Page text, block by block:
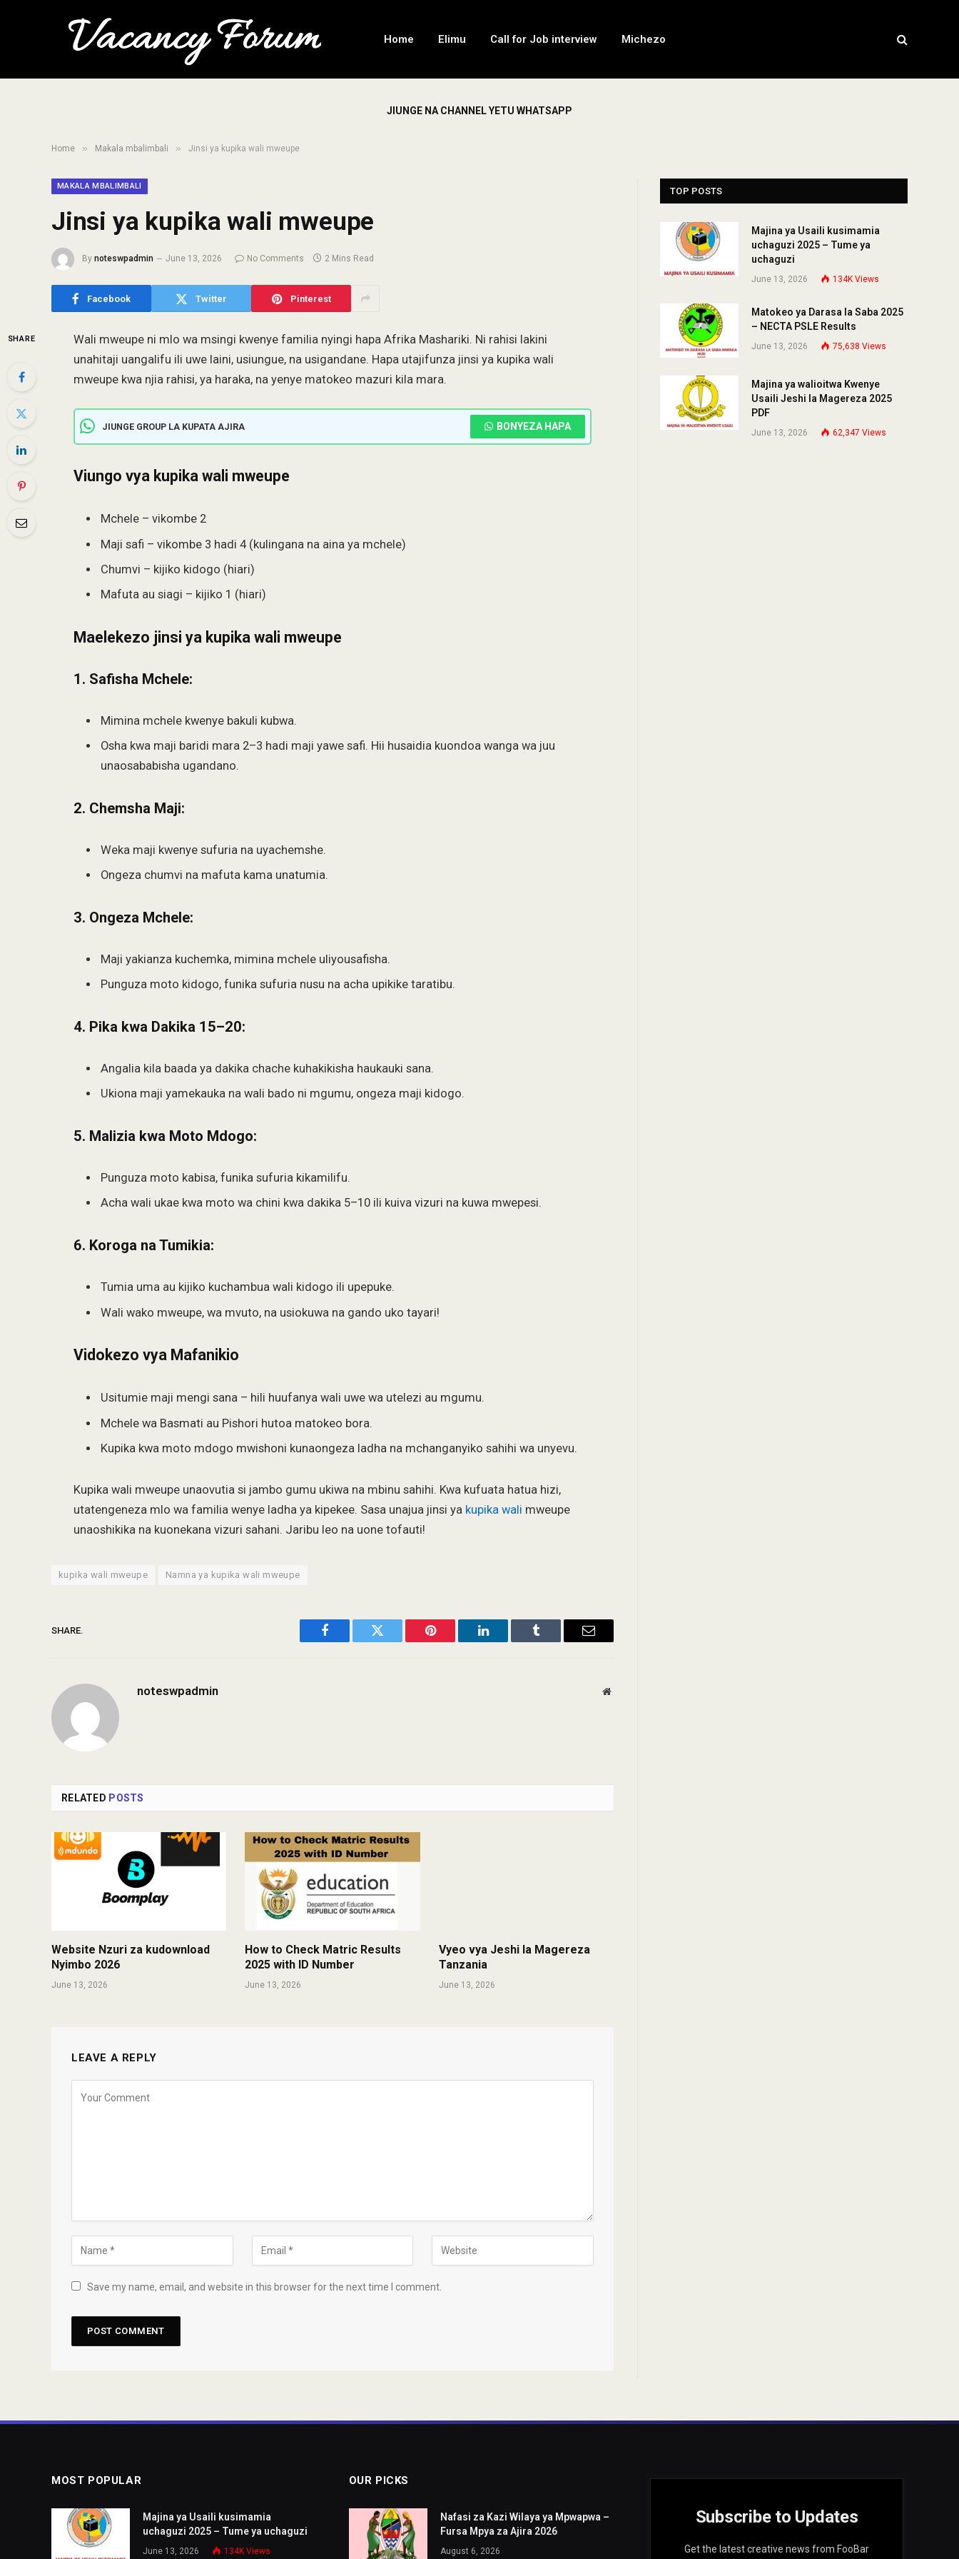
Home Elimu Call for Job interview Michezo
JIUNGE NA CHANNEL YETU WHATSAPP
Home » Makala mbalimbali » Jinsi ya kupika wali mweupe
MAKALA MBALIMBALI
Jinsi ya kupika wali mweupe
By noteswpadmin June 13, 2026 No Comments 2 Mins Read
Facebook Twitter Pinterest
SHARE
Wali mweupe ni mlo wa msingi kwenye familia nyingi hapa Afrika Mashariki. Ni rahisi lakini
unahitaji uangalifu ili uwe laini, usiungue, na usigandane. Hapa utajifunza jinsi ya kupika wali
mweupe kwa njia rahisi, ya haraka, na yenye matokeo mazuri kila mara.
JIUNGE GROUP LA KUPATA AJIRA BONYEZA HAPA
Viungo vya kupika wali mweupe
Mchele – vikombe 2
Maji safi – vikombe 3 hadi 4 (kulingana na aina ya mchele)
Chumvi – kijiko kidogo (hiari)
Mafuta au siagi – kijiko 1 (hiari)
Maelekezo jinsi ya kupika wali mweupe
1. Safisha Mchele:
Mimina mchele kwenye bakuli kubwa.
Osha kwa maji baridi mara 2–3 hadi maji yawe safi. Hii husaidia kuondoa wanga wa juu
unaosababisha ugandano.
2. Chemsha Maji:
Weka maji kwenye sufuria na uyachemshe.
Ongeza chumvi na mafuta kama unatumia.
3. Ongeza Mchele:
Maji yakianza kuchemka, mimina mchele uliyousafisha.
Punguza moto kidogo, funika sufuria nusu na acha upikike taratibu.
4. Pika kwa Dakika 15–20:
Angalia kila baada ya dakika chache kuhakikisha haukauki sana.
Ukiona maji yamekauka na wali bado ni mgumu, ongeza maji kidogo.
5. Malizia kwa Moto Mdogo:
Punguza moto kabisa, funika sufuria kikamilifu.
Acha wali ukae kwa moto wa chini kwa dakika 5–10 ili kuiva vizuri na kuwa mwepesi.
6. Koroga na Tumikia:
Tumia uma au kijiko kuchambua wali kidogo ili upepuke.
Wali wako mweupe, wa mvuto, na usiokuwa na gando uko tayari!
Vidokezo vya Mafanikio
Usitumie maji mengi sana – hili huufanya wali uwe wa utelezi au mgumu.
Mchele wa Basmati au Pishori hutoa matokeo bora.
Kupika kwa moto mdogo mwishoni kunaongeza ladha na mchanganyiko sahihi wa unyevu.
Kupika wali mweupe unaovutia si jambo gumu ukiwa na mbinu sahihi. Kwa kufuata hatua hizi,
utatengeneza mlo wa familia wenye ladha ya kipekee. Sasa unajua jinsi ya kupika wali mweupe
unaoshikika na kuonekana vizuri sahani. Jaribu leo na uone tofauti!
kupika wali mweupe Namna ya kupika wali mweupe
SHARE.
Facebook Twitter Pinterest LinkedIn Tumblr Email
noteswpadmin Website
RELATED POSTS
Website Nzuri za kudownload
Nyimbo 2026
June 13, 2026
How to Check Matric Results
2025 with ID Number
June 13, 2026
Vyeo vya Jeshi la Magereza
Tanzania
June 13, 2026
LEAVE A REPLY
Save my name, email, and website in this browser for the next time I comment.
TOP POSTS
Majina ya Usaili kusimamia
uchaguzi 2025 – Tume ya
uchaguzi
June 13, 2026 134K Views
Matokeo ya Darasa la Saba 2025
– NECTA PSLE Results
June 13, 2026 75,638 Views
Majina ya walioitwa Kwenye
Usaili Jeshi la Magereza 2025
PDF
June 13, 2026 62,347 Views
MOST POPULAR
Majina ya Usaili kusimamia
uchaguzi 2025 – Tume ya uchaguzi
June 13, 2026 134K Views
OUR PICKS
Nafasi za Kazi Wilaya ya Mpwapwa –
Fursa Mpya za Ajira 2026
August 6, 2026
Subscribe to Updates
Get the latest creative news from FooBar